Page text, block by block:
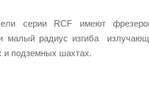
серии RCF имеют
малый радиус изгиба
и подземных шахтах.